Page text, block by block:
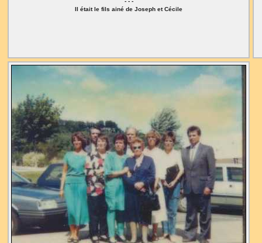
Il était le fils ainé de Joseph et Cécile